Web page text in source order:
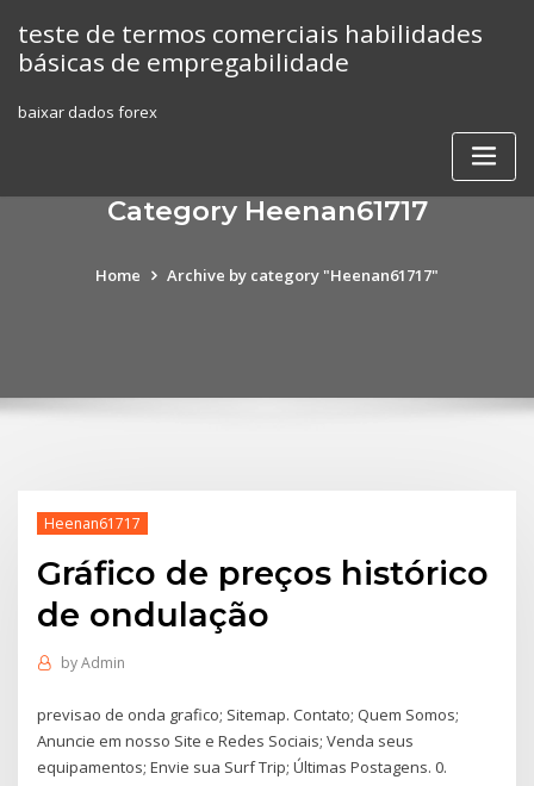
content
teste de termos comerciais habilidades
básicas de empregabilidade
baixar dados forex
Category Heenan61717
Home Archive by category "Heenan61717"
Heenan61717
Gráfico de preços histórico
de ondulação
byAdmin
previsao de onda grafico; Sitemap. Contato; Quem Somos;
Anuncie em nosso Site e Redes Sociais; Venda seus
equipamentos; Envie sua Surf Trip; Últimas Postagens. 0.